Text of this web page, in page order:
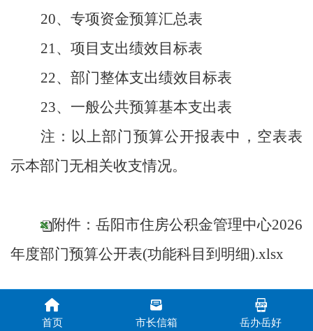
20、专项资金预算汇总表
21、项目支出绩效目标表
22、部门整体支出绩效目标表
23、一般公共预算基本支出表
注：以上部门预算公开报表中，空表表
示本部门无相关收支情况。
附件：岳阳市住房公积金管理中心2026
年度部门预算公开表(功能科目到明细).xlsx
首页 市长信箱 岳办岳好